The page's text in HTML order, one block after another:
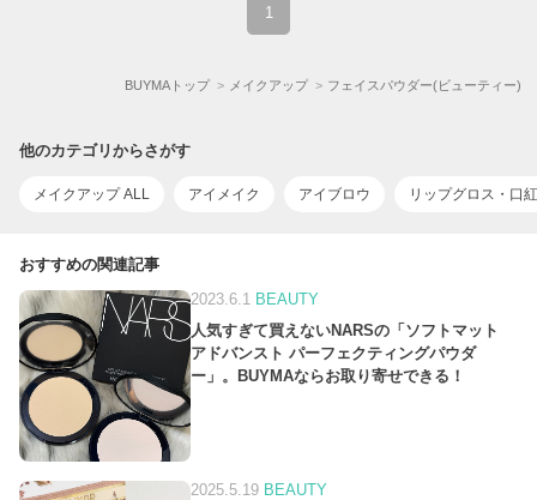
1
BUYMAトップ メイクアップ フェイスパウダー(ビューティー)
他のカテゴリからさがす
メイクアップ ALL アイメイク アイブロウ リップグロス・口紅
おすすめの関連記事
2023.6.1
BEAUTY
人気すぎて買えないNARSの「ソフトマット
アドバンスト パーフェクティングパウダ
ー」。BUYMAならお取り寄せできる！
2025.5.19 BEAUTY